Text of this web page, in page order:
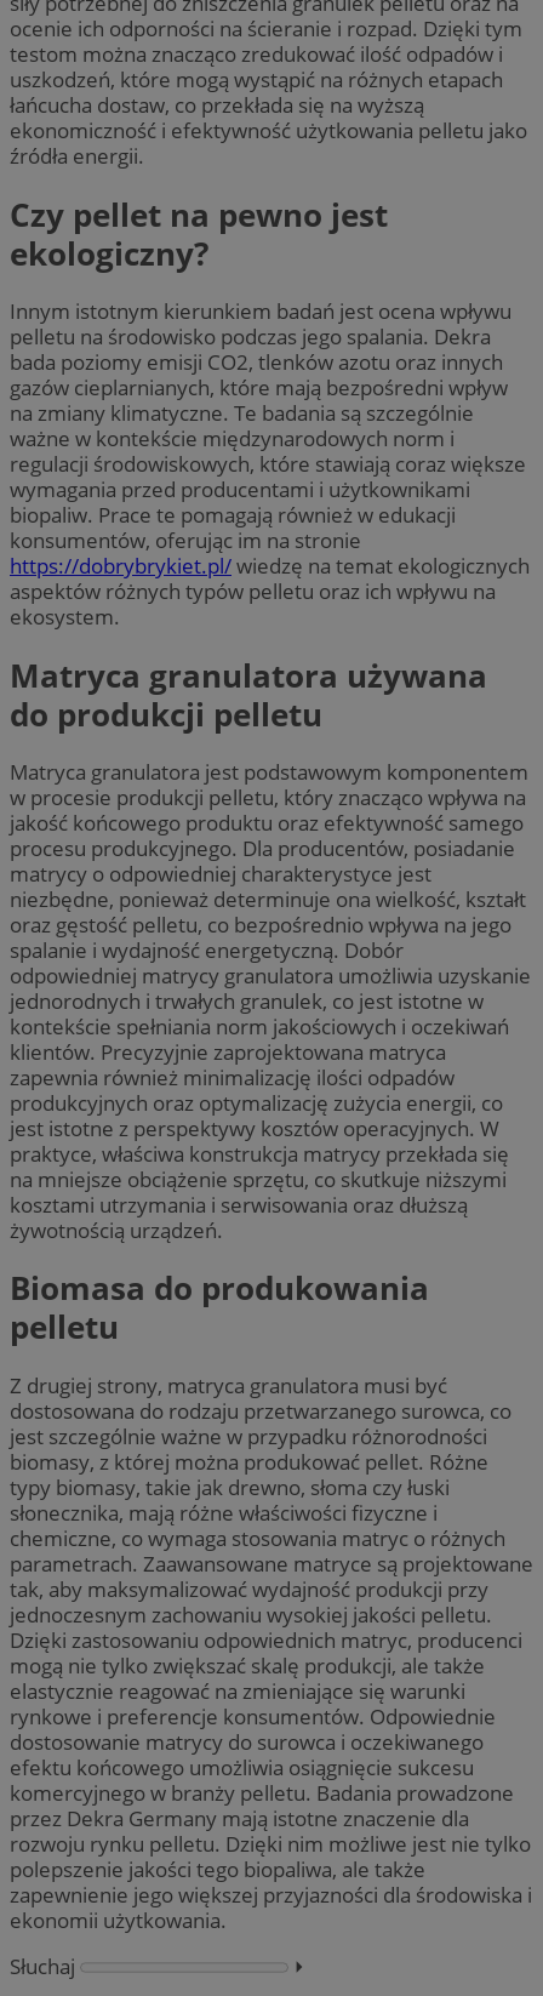
ocenie ich odporności na ścieranie i rozpad. Dzięki tym
testom można znacząco zredukować ilość odpadów i
uszkodzeń, które mogą wystąpić na różnych etapach
łańcucha dostaw, co przekłada się na wyższą
ekonomiczność i efektywność użytkowania pelletu jako
źródła energii.
Czy pellet na pewno jest
ekologiczny?
Innym istotnym kierunkiem badań jest ocena wpływu
pelletu na środowisko podczas jego spalania. Dekra
bada poziomy emisji CO2, tlenków azotu oraz innych
gazów cieplarnianych, które mają bezpośredni wpływ
na zmiany klimatyczne. Te badania są szczególnie
ważne w kontekście międzynarodowych norm i
regulacji środowiskowych, które stawiają coraz większe
wymagania przed producentami i użytkownikami
biopaliw. Prace te pomagają również w edukacji
konsumentów, oferując im na stronie
https://dobrybrykiet.pl/wiedzę na temat ekologicznych
aspektów różnych typów pelletu oraz ich wpływu na
ekosystem.
Matryca granulatora używana
do produkcji pelletu
Matryca granulatora jest podstawowym komponentem
w procesie produkcji pelletu, który znacząco wpływa na
jakość końcowego produktu oraz efektywność samego
procesu produkcyjnego. Dla producentów, posiadanie
matrycy o odpowiedniej charakterystyce jest
niezbędne, ponieważ determinuje ona wielkość, kształt
oraz gęstość pelletu, co bezpośrednio wpływa na jego
spalanie i wydajność energetyczną. Dobór
odpowiedniej matrycy granulatora umożliwia uzyskanie
jednorodnych i trwałych granulek, co jest istotne w
kontekście spełniania norm jakościowych i oczekiwań
klientów. Precyzyjnie zaprojektowana matryca
zapewnia również minimalizację ilości odpadów
produkcyjnych oraz optymalizację zużycia energii, co
jest istotne z perspektywy kosztów operacyjnych. W
praktyce, właściwa konstrukcja matrycy przekłada się
na mniejsze obciążenie sprzętu, co skutkuje niższymi
kosztami utrzymania i serwisowania oraz dłuższą
żywotnością urządzeń.
Biomasa do produkowania
pelletu
Z drugiej strony, matryca granulatora musi być
dostosowana do rodzaju przetwarzanego surowca, co
jest szczególnie ważne w przypadku różnorodności
biomasy, z której można produkować pellet. Różne
typy biomasy, takie jak drewno, słoma czy łuski
słonecznika, mają różne właściwości fizyczne i
chemiczne, co wymaga stosowania matryc o różnych
parametrach. Zaawansowane matryce są projektowane
tak, aby maksymalizować wydajność produkcji przy
jednoczesnym zachowaniu wysokiej jakości pelletu.
Dzięki zastosowaniu odpowiednich matryc, producenci
mogą nie tylko zwiększać skalę produkcji, ale także
elastycznie reagować na zmieniające się warunki
rynkowe i preferencje konsumentów. Odpowiednie
dostosowanie matrycy do surowca i oczekiwanego
efektu końcowego umożliwia osiągnięcie sukcesu
komercyjnego w branży pelletu. Badania prowadzone
przez Dekra Germany mają istotne znaczenie dla
rozwoju rynku pelletu. Dzięki nim możliwe jest nie tylko
polepszenie jakości tego biopaliwa, ale także
zapewnienie jego większej przyjazności dla środowiska i
ekonomii użytkowania.
Słuchaj
⏵︎